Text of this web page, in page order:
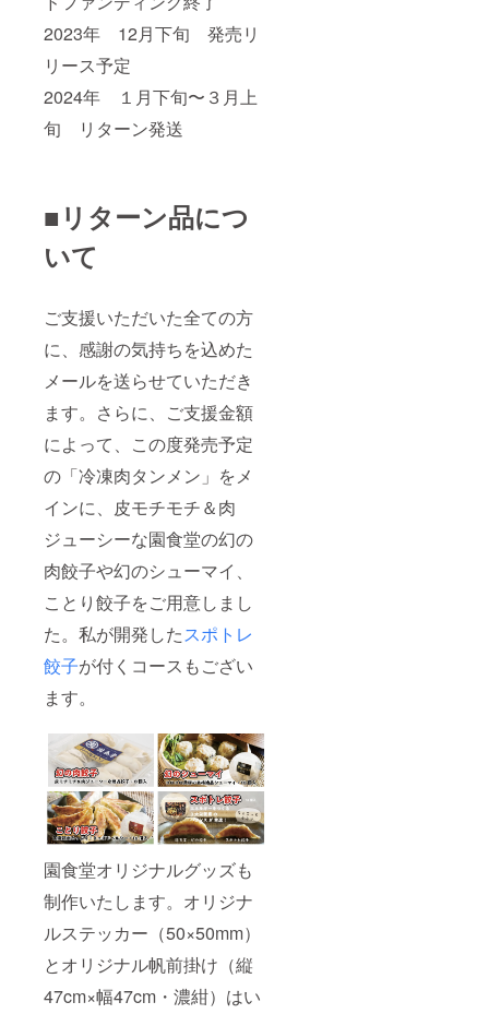
2023年 12月下旬 発売リ
リース予定
2024年 １月下旬〜３月上
旬 リターン発送
■リターン品につ
いて
ご支援いただいた全ての方
に、感謝の気持ちを込めた
メールを送らせていただき
ます。さらに、ご支援金額
によって、この度発売予定
の「冷凍肉タンメン」をメ
インに、皮モチモチ＆肉
ジューシーな園食堂の幻の
肉餃子や幻のシューマイ、
ことり餃子をご用意しまし
た。私が開発したスポトレ
餃子が付くコースもござい
ます。
園食堂オリジナルグッズも
制作いたします。オリジナ
ルステッカー（50×50mm）
とオリジナル帆前掛け（縦
47cm×幅47cm・濃紺）はい